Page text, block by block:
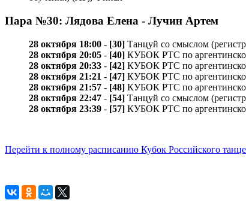
Пара №30: Лядова Елена - Лучин Артем
28 октября 18:00 - [30] Танцуй со смыслом
28 октября 20:05 - [40] КУБОК РТС по
28 октября 20:33 - [42] КУБОК РТС по
28 октября 21:21 - [47] КУБОК РТС по
28 октября 21:57 - [48] КУБОК РТС по
28 октября 22:47 - [54] Танцуй со смыслом
28 октября 23:39 - [57] КУБОК РТС по
Перейти к полному расписанию Кубок Российского